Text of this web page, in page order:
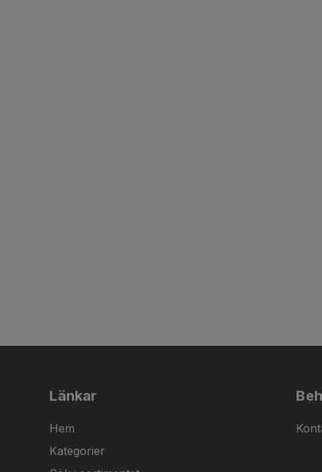
Länkar
Hem
Kategorier